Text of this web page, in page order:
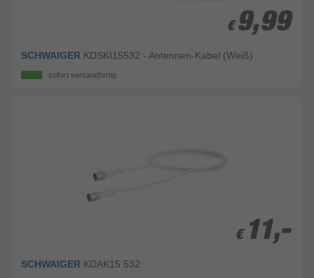
€ 9,99
€ 9,99
SCHWAIGER KDSKI15532 - Antennen-Kabel (Weiß)
sofort versandfertig
€ 11,-
€ 11,-
SCHWAIGER KDAK15 532